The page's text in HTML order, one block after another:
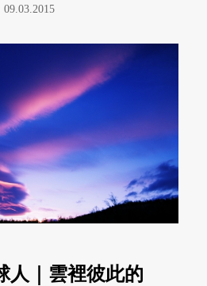
09.03.2015
人｜雲裡彼此的